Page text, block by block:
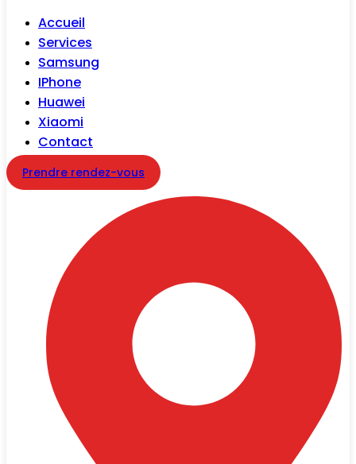
Accueil
Services
Samsung
IPhone
Huawei
Xiaomi
Contact
Prendre rendez-vous